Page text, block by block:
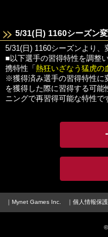
5/31(日) 1160シーズン
5/31(日) 1160シーズンより
■以下選手の習得特性を調整
携特性「 熱狂いざなう猛虎の
※獲得済み選手の習得特性に
を獲得した際に習得する可能
ニングで再習得可能な特性で
｜Mynet Games Inc. ｜個人情報保
©